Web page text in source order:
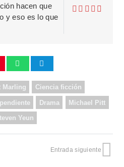
hacen que
y eso es lo que
Marling Ciencia ficción
Drama Michael Pitt
Yeun
Entrada siguiente